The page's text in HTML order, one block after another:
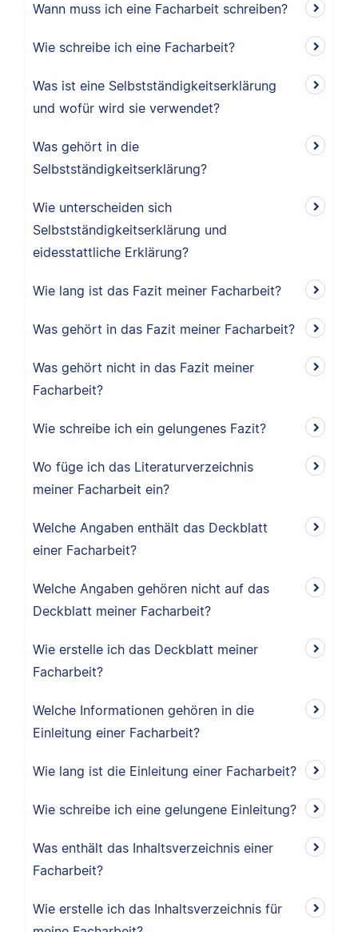
Wann muss ich eine Facharbeit schreiben?
Wie schreibe ich eine Facharbeit?
Was ist eine Selbstständigkeitserklärung
und wofür wird sie verwendet?
Was gehört in die
Selbstständigkeitserklärung?
Wie unterscheiden sich
Selbstständigkeitserklärung und
eidesstattliche Erklärung?
Wie lang ist das Fazit meiner Facharbeit?
Was gehört in das Fazit meiner Facharbeit?
Was gehört nicht in das Fazit meiner
Facharbeit?
Wie schreibe ich ein gelungenes Fazit?
Wo füge ich das Literaturverzeichnis
meiner Facharbeit ein?
Welche Angaben enthält das Deckblatt
einer Facharbeit?
Welche Angaben gehören nicht auf das
Deckblatt meiner Facharbeit?
Wie erstelle ich das Deckblatt meiner
Facharbeit?
Welche Informationen gehören in die
Einleitung einer Facharbeit?
Wie lang ist die Einleitung einer Facharbeit?
Wie schreibe ich eine gelungene Einleitung?
Was enthält das Inhaltsverzeichnis einer
Facharbeit?
Wie erstelle ich das Inhaltsverzeichnis für